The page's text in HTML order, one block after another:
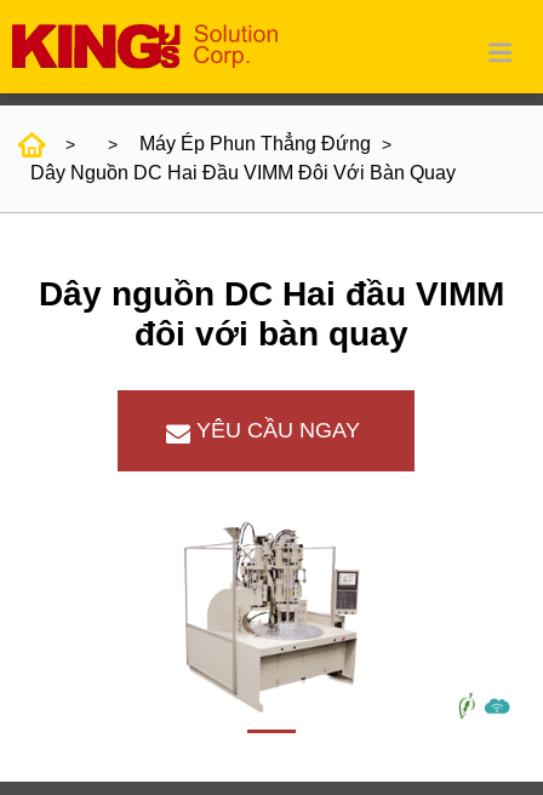
Máy Ép Phun Thẳng Đứng
Dây Nguồn DC Hai Đầu VIMM Đôi Với Bàn Quay
Dây nguồn DC Hai đầu VIMM
đôi với bàn quay
YÊU CẦU NGAY